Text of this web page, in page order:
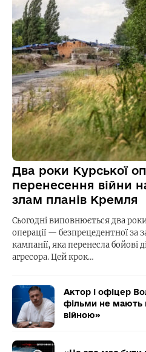
Два роки Курської
перенесення війни
злам планів Кремля
Сьогодні виповнюється два
операції — безпрецедентної за
кампанії, яка перенесла бойові
агресора. Цей крок…
Актор і офіцер
фільми не мають
війною»